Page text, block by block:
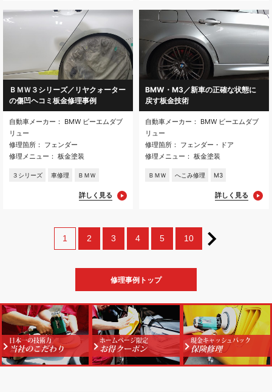
ＢＭＷ３シリーズ／リヤクォーター
の傷凹ヘコミ板金修理事例
自動車メーカー： BMW ビーエムダブ
リュー
修理箇所： フェンダー
修理メニュー： 板金塗装
３シリーズ 車修理 ＢＭＷ
詳しく見る
BMW・M3／新車の正確な状態に
戻す板金技術
自動車メーカー： BMW ビーエムダブ
リュー
修理箇所： フェンダー・ドア
修理メニュー： 板金塗装
ＢＭＷ へこみ修理 M3
詳しく見る
1 2 3 4 5 10
修理事例トップ
日本一の技術力
当社のこだわり
ホームページ限定
お得クーポン
現金キャッシュバック
保険修理